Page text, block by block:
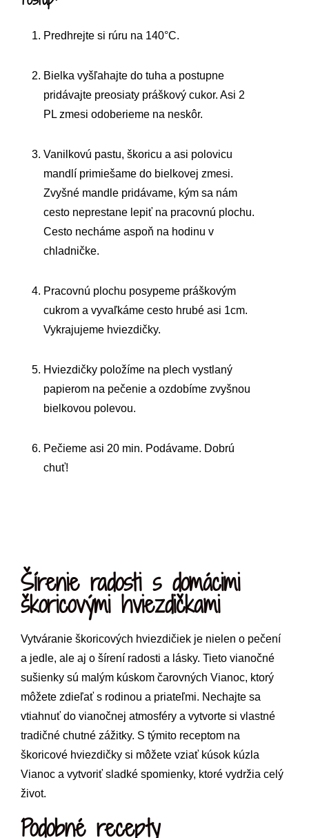
Predhrejte si rúru na 140°C.
Bielka vyšľahajte do tuha a postupne
pridávajte preosiaty práškový cukor. Asi 2
PL zmesi odoberieme na neskôr.
Vanilkovú pastu, škoricu a asi polovicu
mandlí primiešame do bielkovej zmesi.
Zvyšné mandle pridávame, kým sa nám
cesto neprestane lepiť na pracovnú plochu.
Cesto necháme aspoň na hodinu v
chladničke.
Pracovnú plochu posypeme práškovým
cukrom a vyvaľkáme cesto hrubé asi 1cm.
Vykrajujeme hviezdičky.
Hviezdičky položíme na plech vystlaný
papierom na pečenie a ozdobíme zvyšnou
bielkovou polevou.
Pečieme asi 20 min. Podávame. Dobrú
chuť!
Šírenie radosti s domácimi
škoricovými hviezdičkami
Vytváranie škoricových hviezdičiek je nielen o pečení
a jedle, ale aj o šírení radosti a lásky. Tieto vianočné
sušienky sú malým kúskom čarovných Vianoc, ktorý
môžete zdieľať s rodinou a priateľmi. Nechajte sa
vtiahnuť do vianočnej atmosféry a vytvorte si vlastné
tradičné chutné zážitky. S týmito receptom na
škoricové hviezdičky si môžete vziať kúsok kúzla
Vianoc a vytvoriť sladké spomienky, ktoré vydržia celý
život.
Podobné recepty